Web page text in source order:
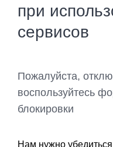
при
сервисов
Пожалуйста,
воспользуйтесь
блокировки
Нам нужно